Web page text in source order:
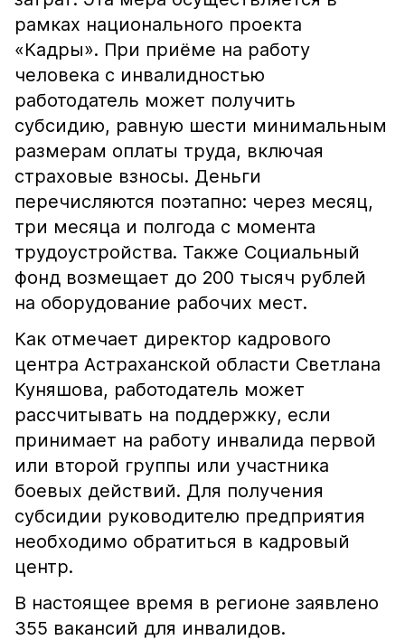
рамках национального проекта
«Кадры». При приёме на работу
человека с инвалидностью
работодатель может получить
субсидию, равную шести минимальным
размерам оплаты труда, включая
страховые взносы. Деньги
перечисляются поэтапно: через месяц,
три месяца и полгода с момента
трудоустройства. Также Социальный
фонд возмещает до 200 тысяч рублей
на оборудование рабочих мест.
Как отмечает директор кадрового
центра Астраханской области Светлана
Куняшова, работодатель может
рассчитывать на поддержку, если
принимает на работу инвалида первой
или второй группы или участника
боевых действий. Для получения
субсидии руководителю предприятия
необходимо обратиться в кадровый
центр.
В настоящее время в регионе заявлено
355 вакансий для инвалидов.